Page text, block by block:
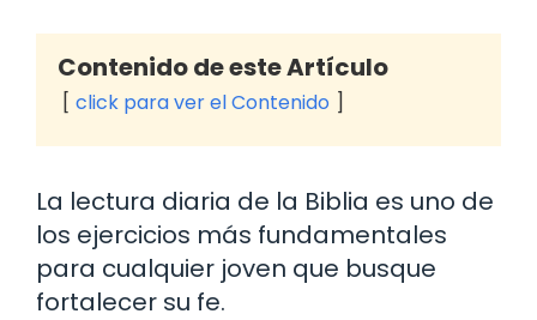
Contenido de este Artículo
click para ver el Contenido
La lectura diaria de la Biblia es uno de
los ejercicios más fundamentales
para cualquier joven que busque
fortalecer su fe.